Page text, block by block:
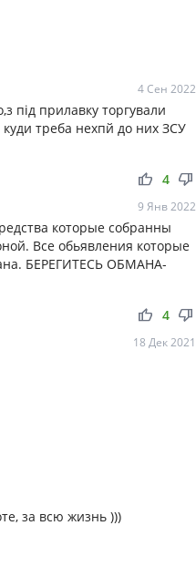
4 Сен 2022
під прилавку торгували
треба нехпй до них ЗСУ
thumb_up thumb_down
4
9 Янв 2022
которые собранны
Все обьявления которые
БЕРЕГИТЕСЬ ОБМАНА-
thumb_up thumb_down
4
18 Дек 2021
за всю жизнь )))